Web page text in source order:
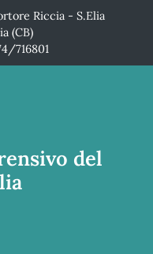
Riccia - S.Elia
(CB)
716801
del